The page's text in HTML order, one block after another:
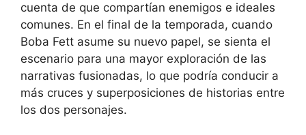
cuenta de que compartían enemigos e ideales
comunes. En el final de la temporada, cuando
Boba Fett asume su nuevo papel, se sienta el
escenario para una mayor exploración de las
narrativas fusionadas, lo que podría conducir a
más cruces y superposiciones de historias entre
los dos personajes.